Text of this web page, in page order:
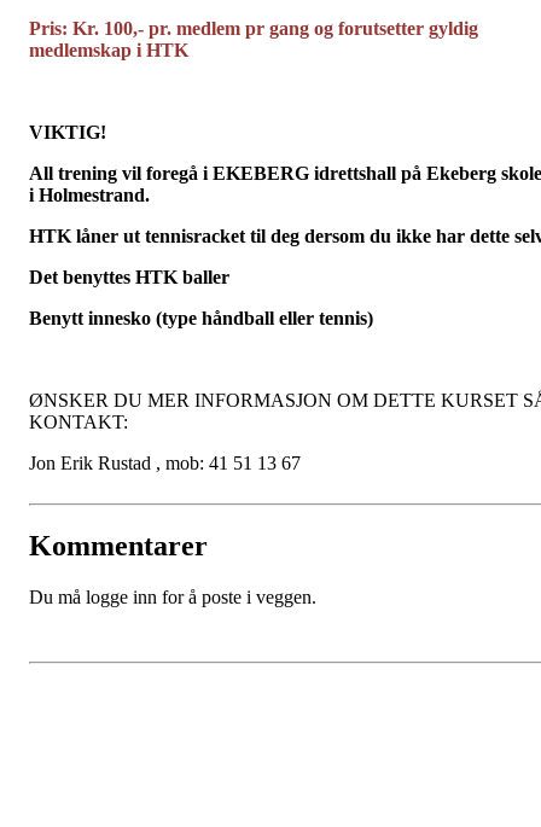
Pris: Kr. 100,- pr. medlem pr gang og forutsetter gyldig
medlemskap i HTK
VIKTIG!
All trening vil foregå i EKEBERG idrettshall på Ekeberg skole
i Holmestrand.
HTK låner ut tennisracket til deg dersom du ikke har dette
Det benyttes HTK baller
Benytt innesko (type håndball eller tennis)
ØNSKER DU MER INFORMASJON OM DETTE KURSET
KONTAKT:
Jon Erik Rustad , mob: 41 51 13 67
Kommentarer
Du må logge inn for å poste i veggen.